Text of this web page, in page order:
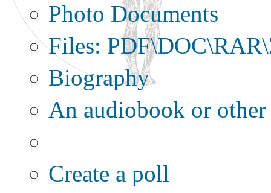
Photo Documents
Files:
Biography
An audiobook or
Create a poll